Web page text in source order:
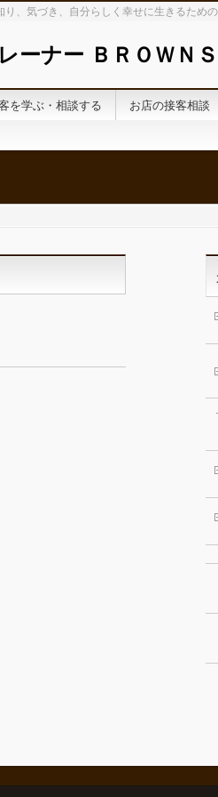
、気づき、自分らしく幸せに生きるため
ーナー ＢＲＯＷＮ
を学ぶ・相談する お店の接客相談